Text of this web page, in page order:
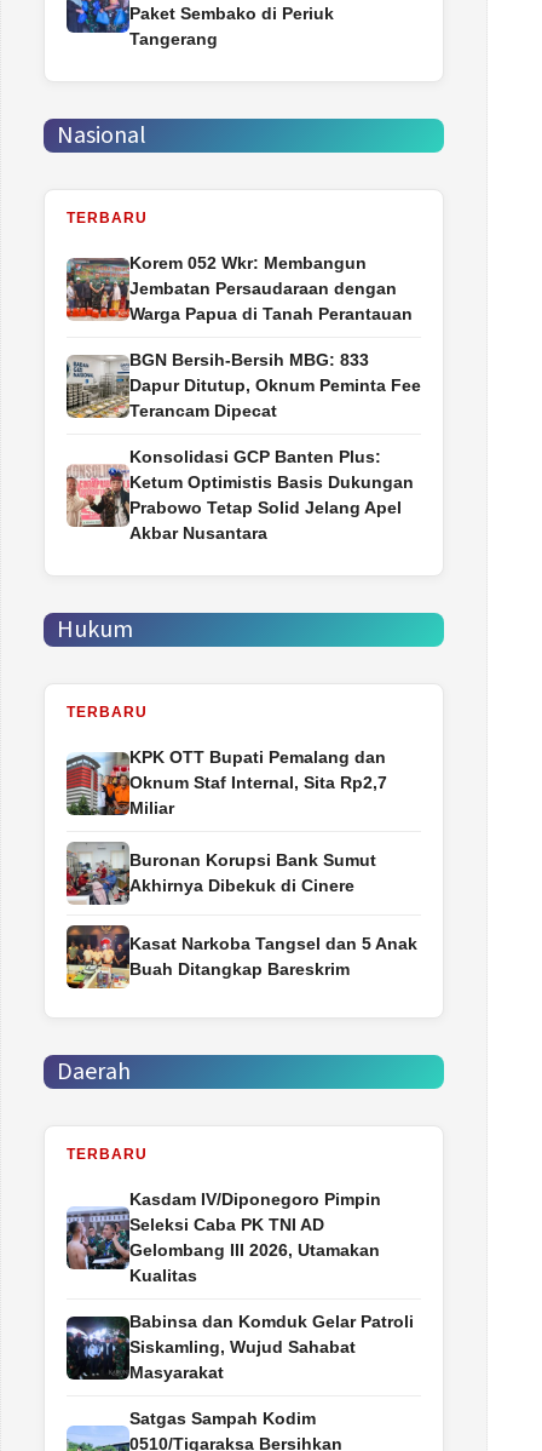
Paket Sembako di Periuk
Tangerang
Nasional
TERBARU
Korem 052 Wkr: Membangun
Jembatan Persaudaraan dengan
Warga Papua di Tanah Perantauan
BGN Bersih-Bersih MBG: 833
Dapur Ditutup, Oknum Peminta Fee
Terancam Dipecat
Konsolidasi GCP Banten Plus:
Ketum Optimistis Basis Dukungan
Prabowo Tetap Solid Jelang Apel
Akbar Nusantara
Hukum
TERBARU
‎KPK OTT Bupati Pemalang dan
Oknum Staf Internal, Sita Rp2,7
Miliar
Buronan Korupsi Bank Sumut
Akhirnya Dibekuk di Cinere
Kasat Narkoba Tangsel dan 5 Anak
Buah Ditangkap Bareskrim
Daerah
TERBARU
Kasdam IV/Diponegoro Pimpin
Seleksi Caba PK TNI AD
Gelombang III 2026, Utamakan
Kualitas
Babinsa dan Komduk Gelar Patroli
Siskamling, Wujud Sahabat
Masyarakat
Satgas Sampah Kodim
0510/Tigaraksa Bersihkan